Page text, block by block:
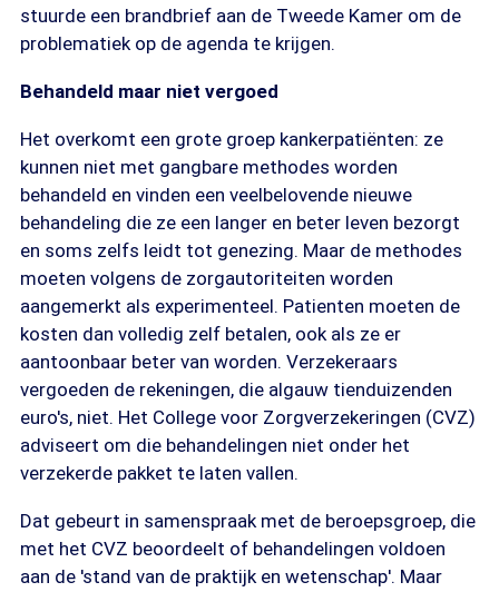
stuurde een brandbrief aan de Tweede Kamer om de
problematiek op de agenda te krijgen.
Behandeld maar niet vergoed
Het overkomt een grote groep kankerpatiënten: ze
kunnen niet met gangbare methodes worden
behandeld en vinden een veelbelovende nieuwe
behandeling die ze een langer en beter leven bezorgt
en soms zelfs leidt tot genezing. Maar de methodes
moeten volgens de zorgautoriteiten worden
aangemerkt als experimenteel. Patienten moeten de
kosten dan volledig zelf betalen, ook als ze er
aantoonbaar beter van worden. Verzekeraars
vergoeden de rekeningen, die algauw tienduizenden
euro's, niet. Het College voor Zorgverzekeringen (CVZ)
adviseert om die behandelingen niet onder het
verzekerde pakket te laten vallen.
Dat gebeurt in samenspraak met de beroepsgroep, die
met het CVZ beoordeelt of behandelingen voldoen
aan de 'stand van de praktijk en wetenschap'. Maar